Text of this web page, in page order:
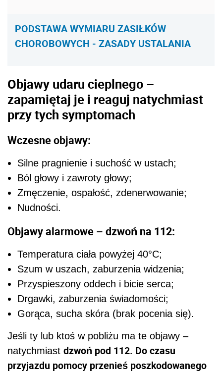
PODSTAWA WYMIARU ZASIŁKÓW
CHOROBOWYCH - ZASADY USTALANIA
Objawy udaru cieplnego –
zapamiętaj je i reaguj natychmiast
przy tych symptomach
Wczesne objawy:
Silne pragnienie i suchość w ustach;
Ból głowy i zawroty głowy;
Zmęczenie, ospałość, zdenerwowanie;
Nudności.
Objawy alarmowe – dzwoń na 112:
Temperatura ciała powyżej 40°C;
Szum w uszach, zaburzenia widzenia;
Przyspieszony oddech i bicie serca;
Drgawki, zaburzenia świadomości;
Gorąca, sucha skóra (brak pocenia się).
Jeśli ty lub ktoś w pobliżu ma te objawy –
natychmiast dzwoń pod 112. Do czasu
przyjazdu pomocy przenieś poszkodowanego